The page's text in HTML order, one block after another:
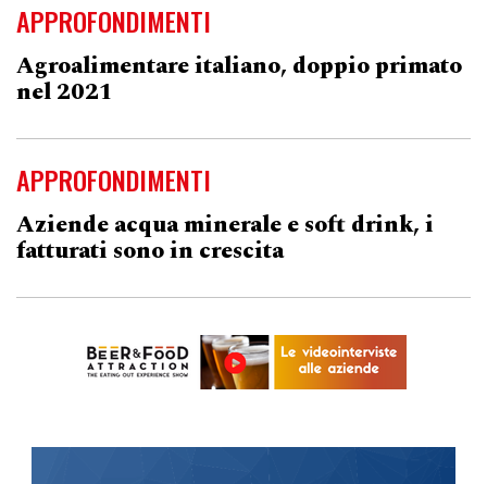
APPROFONDIMENTI
Agroalimentare italiano, doppio primato
nel 2021
APPROFONDIMENTI
Aziende acqua minerale e soft drink, i
fatturati sono in crescita